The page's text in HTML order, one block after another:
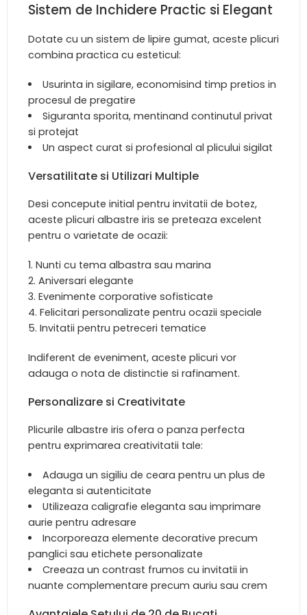
Sistem de Inchidere Practic si Elegant
Dotate cu un sistem de lipire gumat, aceste plicuri
combina practica cu esteticul:
Usurinta in sigilare, economisind timp pretios in
procesul de pregatire
Siguranta sporita, mentinand continutul privat
si protejat
Un aspect curat si profesional al plicului sigilat
Versatilitate si Utilizari Multiple
Desi concepute initial pentru invitatii de botez,
aceste plicuri albastre iris se preteaza excelent
pentru o varietate de ocazii:
Nunti cu tema albastra sau marina
Aniversari elegante
Evenimente corporative sofisticate
Felicitari personalizate pentru ocazii speciale
Invitatii pentru petreceri tematice
Indiferent de eveniment, aceste plicuri vor
adauga o nota de distinctie si rafinament.
Personalizare si Creativitate
Plicurile albastre iris ofera o panza perfecta
pentru exprimarea creativitatii tale:
Adauga un sigiliu de ceara pentru un plus de
eleganta si autenticitate
Utilizeaza caligrafie eleganta sau imprimare
aurie pentru adresare
Incorporeaza elemente decorative precum
panglici sau etichete personalizate
Creeaza un contrast frumos cu invitatii in
nuante complementare precum auriu sau crem